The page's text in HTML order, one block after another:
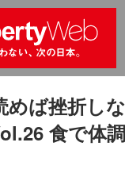
めば挫折し
食で体